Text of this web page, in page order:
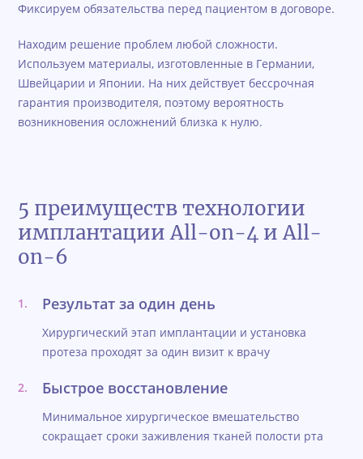
Фиксируем обязательства перед пациентом в договоре.
Находим решение проблем любой сложности.
Используем материалы, изготовленные в Германии,
Швейцарии и Японии. На них действует бессрочная
гарантия производителя, поэтому вероятность
возникновения осложнений близка к нулю.
5 преимуществ технологии
имплантации All-on-4 и All-
on-6
Результат за один день
Хирургический этап имплантации и установка
протеза проходят за один визит к врачу
Быстрое восстановление
Минимальное хирургическое вмешательство
сокращает сроки заживления тканей полости рта